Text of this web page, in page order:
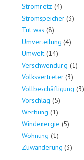
Stromnetz (4)
Stromspeicher (3)
Tut was (8)
Umverteilung (4)
Umwelt (14)
Verschwendung (1)
Volksvertreter (3)
Vollbeschäftigung (3)
Vorschlag (5)
Werbung (1)
Windenergie (5)
Wohnung (1)
Zuwanderung (3)